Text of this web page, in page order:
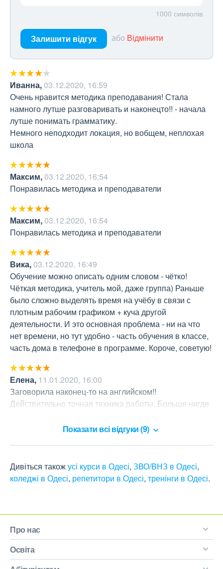
1000 символів
Залишити відгук або Відмінити
Иванна,03.12.2020, 16:59
Очень нравится методика преподавания! Стала
намного лутше разговаривать и наконецто!! - начала
лутше понимать грамматику.
Немного неподходит локация, но вобщем, неплохая
школа
Максим,03.12.2020, 16:54
Понравилась методика и преподаватели
Максим,03.12.2020, 16:54
Понравилась методика и преподаватели
Вика,03.12.2020, 16:49
Обучение можно описать одним словом - чётко!
Чёткая методика, учитель мой, даже группа) Раньше
было сложно выделять время на учёбу в связи с
плотным рабочим графиком + куча другой
деятельности. И это основная проблема - ни на что
нет времени, но тут удобно - часть обучения в классе,
часть дома в телефоне в программе. Короче, советую!
Елена, 11.01.2020, 16:00
Заговорила наконец-то на английском!!
Действительно точная техника работы. Больше нигде
Показати всі відгуки (9)
Дивіться такожусі курси в Одесі, ЗВО/ВНЗ в Одесі,
коледжі в Одесі, репетитори в Одесі, тренінги в Одесі.
Про нас
Освіта